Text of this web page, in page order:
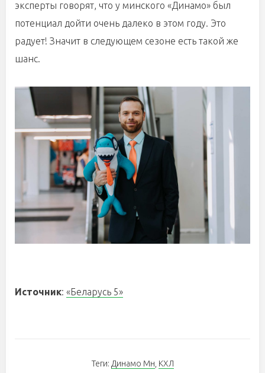
эксперты говорят, что у минского «Динамо» был
потенциал дойти очень далеко в этом году. Это
радует! Значит в следующем сезоне есть такой же
шанс.
Источник: «Беларусь 5»
Теги: Динамо Мн, КХЛ